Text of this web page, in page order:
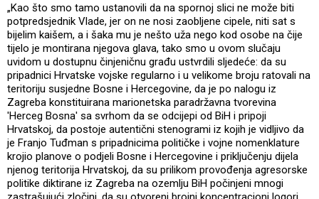
„Kao što smo tamo ustanovili da na spornoj slici ne može biti
potpredsjednik Vlade, jer on ne nosi zaobljene cipele, niti sat s
bijelim kaišem, a i šaka mu je nešto uža nego kod osobe na čije
tijelo je montirana njegova glava, tako smo u ovom slučaju
uvidom u dostupnu činjeničnu građu ustvrdili sljedeće: da su
pripadnici Hrvatske vojske regularno i u velikome broju ratovali na
teritoriju susjedne Bosne i Hercegovine, da je po nalogu iz
Zagreba konstituirana marionetska paradržavna tvorevina
'Herceg Bosna' sa svrhom da se odcijepi od BiH i pripoji
Hrvatskoj, da postoje autentični stenogrami iz kojih je vidljivo da
je Franjo Tuđman s pripadnicima političke i vojne nomenklature
krojio planove o podjeli Bosne i Hercegovine i priključenju dijela
njenog teritorija Hrvatskoj, da su prilikom provođenja agresorske
politike diktirane iz Zagreba na ozemlju BiH počinjeni mnogi